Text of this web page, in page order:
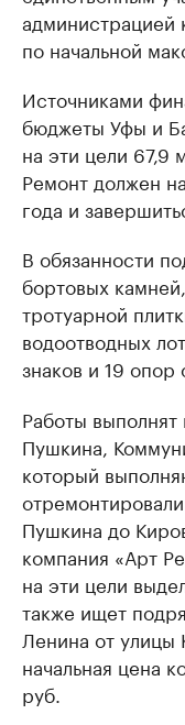
администрацией
по начальной
Источниками
бюджеты Уфы и
на эти цели 67,9
Ремонт должен
года и
В обязанности
бортовых
тротуарной
водоотводных
знаков и 19
Работы
Пушкина,
который
Пушкина до
компания «Арт
на эти цели
также ищет
Ленина от улицы
начальная цена
руб.